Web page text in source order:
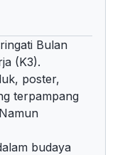
Bulan
(K3).
poster,
terpampang
budaya